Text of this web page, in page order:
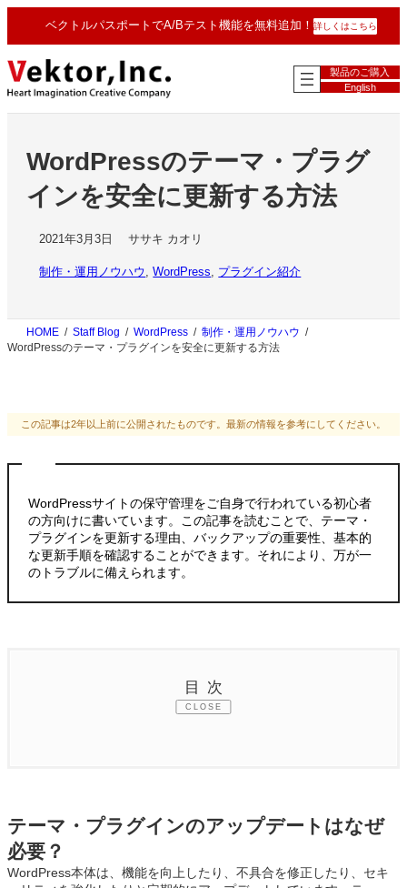
を
ス
キ
ッ
ベクトルパスポートでA/Bテスト機能を無料追加！ 詳しくはこちら
製品のご購入
English
WordPressのテーマ・プラグ
インを安全に更新する方法
2021年3月3日 ササキ カオリ
制作・運用ノウハウ , WordPress プラグイン紹介
HOME Staff Blog WordPress
制作・運用ノウハウ
WordPressのテーマ・プラグインを安全に更新する方法
この記事は2年以上前に公開されたものです。最新の情報を参考にしてください。
WordPressサイトの保守管理をご自身で行われている初心者
の方向けに書いています。この記事を読むことで、テーマ・
プラグインを更新する理由、バックアップの重要性、基本的
な更新手順を確認することができます。それにより、万が一
のトラブルに備えられます。
目次
CLOSE
テーマ・プラグインのアップデートはなぜ
必要？
WordPress本体は、機能を向上したり、不具合を修正したり、セキ